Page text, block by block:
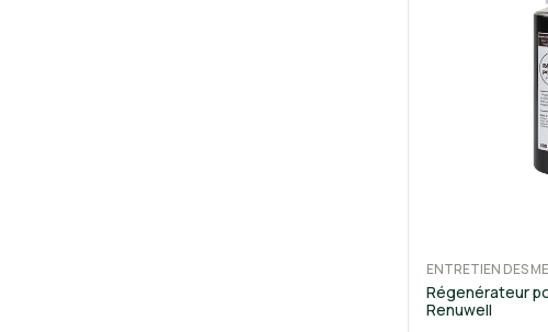
ENTRETIEN DES
Régenérateur
Renuwell